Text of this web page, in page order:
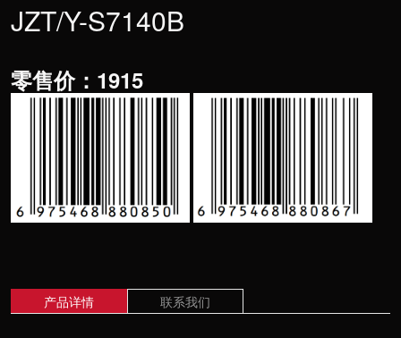
JZT/Y-S7140B
零售价：1915
产品详情 联系我们